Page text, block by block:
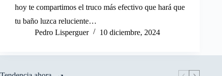
hoy te compartimos el truco más efectivo que hará que
tu baño luzca reluciente…
Pedro Lisperguer
10 diciembre, 2024